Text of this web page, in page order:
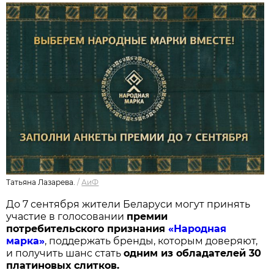
Татьяна Лазарева. / АиФ
До 7 сентября жители Беларуси могут принять
участие в голосовании премии
потребительского признания«Народная
марка», поддержать бренды, которым доверяют,
и получить шанс статьодним из обладателей 30
платиновых слитков.